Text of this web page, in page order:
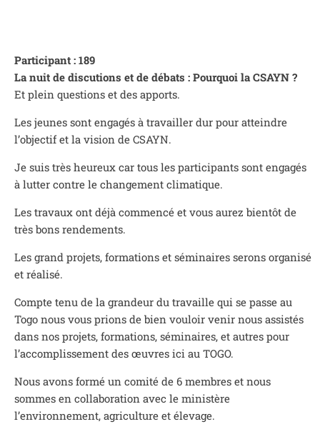
Participant : 189
La nuit de discutions et de débats : Pourquoi la CSAYN ?
Et plein questions et des apports.
Les jeunes sont engagés à travailler dur pour atteindre
l’objectif et la vision de CSAYN.
Je suis très heureux car tous les participants sont engagés
à lutter contre le changement climatique.
Les travaux ont déjà commencé et vous aurez bientôt de
très bons rendements.
Les grand projets, formations et séminaires serons organisé
et réalisé.
Compte tenu de la grandeur du travaille qui se passe au
Togo nous vous prions de bien vouloir venir nous assistés
dans nos projets, formations, séminaires, et autres pour
l’accomplissement des œuvres ici au TOGO.
Nous avons formé un comité de 6 membres et nous
sommes en collaboration avec le ministère
l’environnement, agriculture et élevage.